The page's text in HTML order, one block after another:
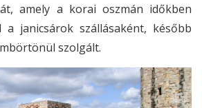
amely a korai oszmán időkben
a janicsárok szállásaként, később
szolgált.